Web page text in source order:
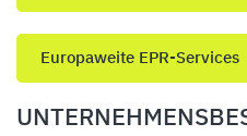
Europaweite EPR-Services